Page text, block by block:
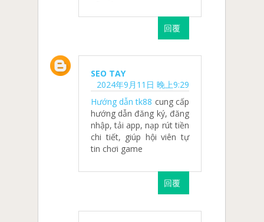
回覆
SEO TAY
2024年9月11日 晚上9:29
Hướng dẫn tk88 cung cấp
hướng dẫn đăng ký, đăng
nhập, tải app, nạp rút tiền
chi tiết, giúp hội viên tự
tin chơi game
回覆